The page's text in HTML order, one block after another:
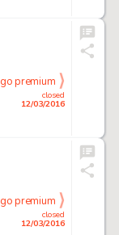
closed
12/03/2016
go premium
closed
12/03/2016
go premium